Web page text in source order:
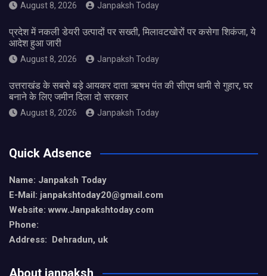
August 8, 2026 Janpaksh Today
प्रदेश में नकली डेयरी उत्पादों पर सख्ती, मिलावटखोरों पर कसेगा शिकंजा, ये
आदेश हुआ जारी
August 8, 2026 Janpaksh Today
उत्तराखंड के सबसे बड़े आयकर दाता ऋषभ पंत की सीएम धामी से गुहार, घर
बनाने के लिए जमीन दिला दो सरकार
August 8, 2026 Janpaksh Today
Quick Adsence
Name: Janpaksh Today
E-Mail: janpakshtoday20@gmail.com
Website: www.Janpakshtoday.com
Phone:
Address: Dehradun, uk
About janpaksh